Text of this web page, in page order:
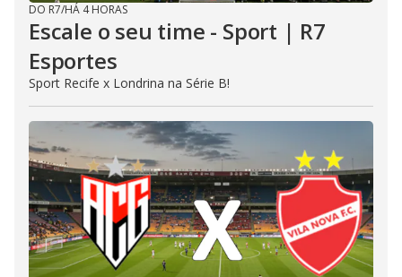
DO R7/HÁ 4 HORAS
Escale o seu time - Sport | R7
Esportes
Sport Recife x Londrina na Série B!